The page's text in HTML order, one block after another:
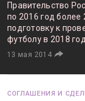
Правительство
по 2016 год
подготовку к
футболу в 2018
13 мая 2014
СОГЛАШЕНИЯ И